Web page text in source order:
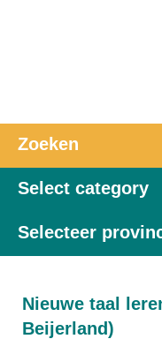
Zoeken
Select category
Selecteer
Nieuwe taal
Beijerland)